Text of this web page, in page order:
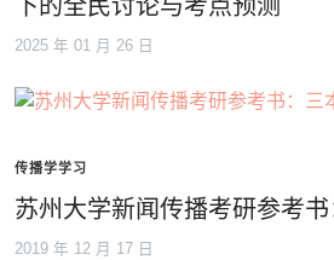
下的全民讨论与考点预测
2025 年 01 月 26 日
传播学学习
苏州大学新闻传播考研参考书
2019 年 12 月 17 日